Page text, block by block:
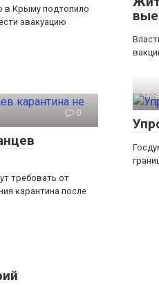
в Крыму подтопило
эвакуацию
0
требовать от
карантина после